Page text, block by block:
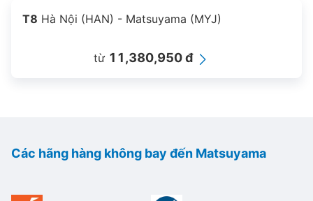
T8 Hà Nội (HAN) - Matsuyama (MYJ)
từ 11,380,950 đ
Các hãng hàng không bay đến Matsuyama